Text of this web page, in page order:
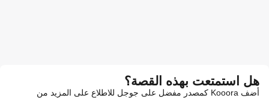
هل استمتعت بهذه القصة؟
أضف Kooora كمصدر مفضل على جوجل للاطلاع على المزيد من